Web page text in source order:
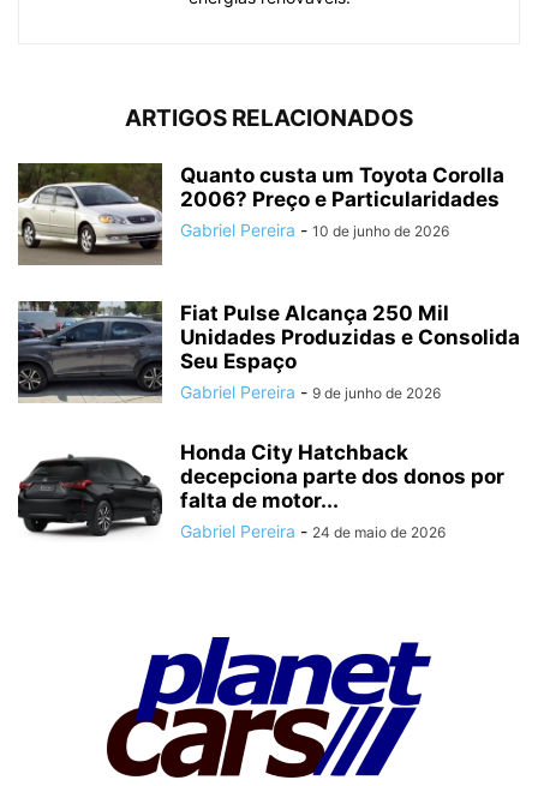
ARTIGOS RELACIONADOS
Quanto custa um Toyota Corolla
2006? Preço e Particularidades
Gabriel Pereira - 10 de junho de 2026
Fiat Pulse Alcança 250 Mil
Unidades Produzidas e Consolida
Seu Espaço
Gabriel Pereira - 9 de junho de 2026
Honda City Hatchback
decepciona parte dos donos por
falta de motor...
Gabriel Pereira - 24 de maio de 2026